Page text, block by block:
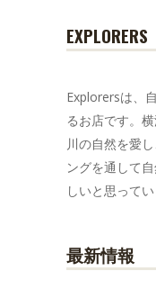
EXPLORERS
Explorersは、
るお店です。
川の自然を愛
ングを通して
しいと思ってい
最新情報